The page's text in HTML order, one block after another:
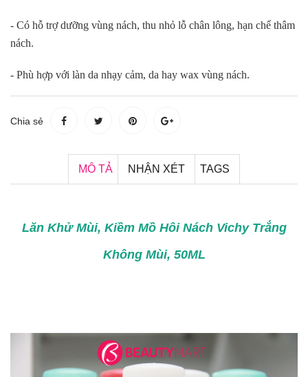
- Có hỗ trợ dưỡng vùng nách, thu nhỏ lỗ chân lông, hạn chế thâm
nách.
- Phù hợp với làn da nhạy cảm, da hay wax vùng nách.
Chia sẻ
MÔ TẢ NHẬN XÉT TAGS
Lăn Khử Mùi, Kiềm Mồ Hôi Nách Vichy Trắng
Không Mùi, 50ML